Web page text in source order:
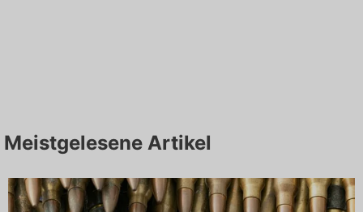
Meistgelesene Artikel